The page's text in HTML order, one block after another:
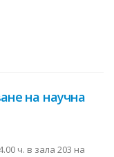
на научна
ч. в зала 203 на